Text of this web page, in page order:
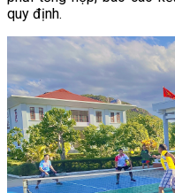
quy định.